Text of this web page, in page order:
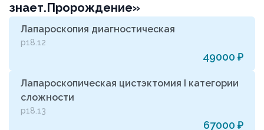
знает.Пророждение»
Лапароскопия диагностическая
р18.12
49000 ₽
Лапароскопическая цистэктомия I категории
сложности
р18.13
67000 ₽